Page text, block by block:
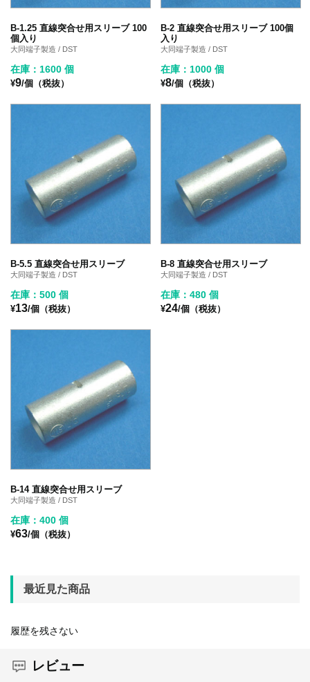
B-1.25 直線突合せ用スリーブ 100
個入り
大同端子製造 / DST
在庫：1600 個
¥9/個（税抜）
B-2 直線突合せ用スリーブ 100個
入り
大同端子製造 / DST
在庫：1000 個
¥8/個（税抜）
B-5.5 直線突合せ用スリーブ
大同端子製造 / DST
在庫：500 個
¥13/個（税抜）
B-8 直線突合せ用スリーブ
大同端子製造 / DST
在庫：480 個
¥24/個（税抜）
B-14 直線突合せ用スリーブ
大同端子製造 / DST
在庫：400 個
¥63/個（税抜）
最近見た商品
履歴を残さない
レビュー